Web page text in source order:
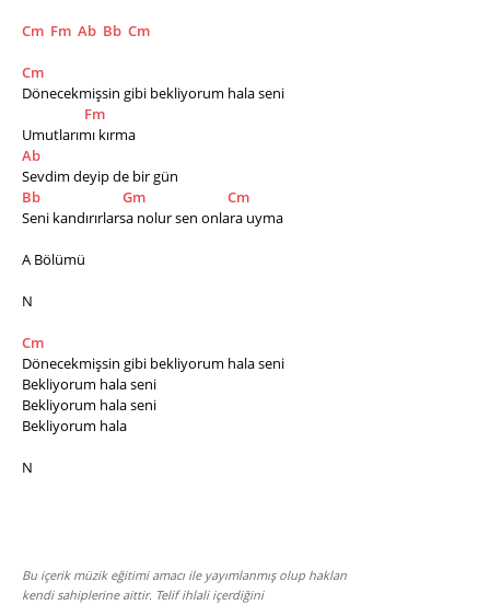
Cm Fm Ab Bb Cm
Cm
Dönecekmişsin gibi bekliyorum hala seni
Fm
Umutlarımı kırma
Ab
Sevdim deyip de bir gün
Bb
Gm
Cm
Seni kandırırlarsa nolur sen onlara uyma
A Bölümü
N
Cm
Dönecekmişsin gibi bekliyorum hala seni
Bekliyorum hala seni
Bekliyorum hala seni
Bekliyorum hala
N
Bu içerik müzik eğitimi amacı ile yayımlanmış olup hakları
kendi sahiplerine aittir. Telif ihlali içerdiğini